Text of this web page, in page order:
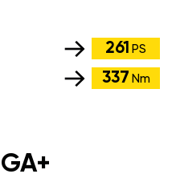
261 PS
337 Nm